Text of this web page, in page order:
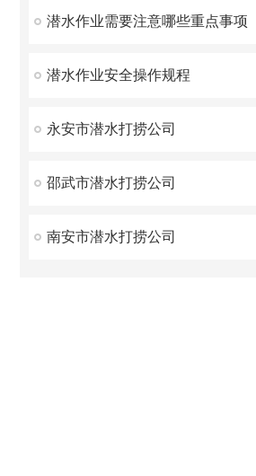
潜水作业需要注意哪些重点事项
潜水作业安全操作规程
永安市潜水打捞公司
邵武市潜水打捞公司
南安市潜水打捞公司